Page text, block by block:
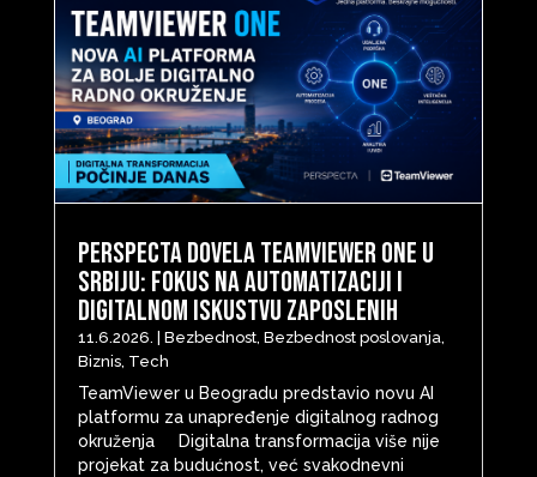
Perspecta dovela TeamViewer ONE u
Srbiju: Fokus na automatizaciji i
digitalnom iskustvu zaposlenih
11.6.2026. | Bezbednost, Bezbednost poslovanja
Biznis, Tech
TeamViewer u Beogradu predstavio novu AI
platformu za unapređenje digitalnog radnog
okruženja Digitalna transformacija više nije
projekat za budućnost, već svakodnevni